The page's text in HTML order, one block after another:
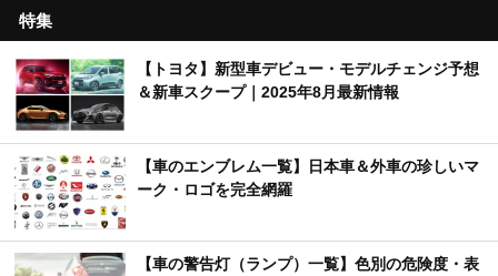
特集
【トヨタ】新型車デビュー・モデルチェンジ予想
＆新車スクープ｜2025年8月最新情報
【車のエンブレム一覧】日本車＆外車の珍しいマ
ーク・ロゴを完全網羅
【車の警告灯（ランプ）一覧】色別の危険度・表